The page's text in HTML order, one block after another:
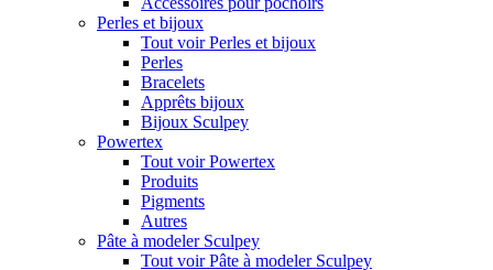
Perles et bijoux
Tout voir Perles et bijoux
Perles
Bracelets
Apprêts bijoux
Bijoux Sculpey
Powertex
Tout voir Powertex
Produits
Pigments
Autres
Pâte à modeler Sculpey
Tout voir Pâte à modeler Sculpey